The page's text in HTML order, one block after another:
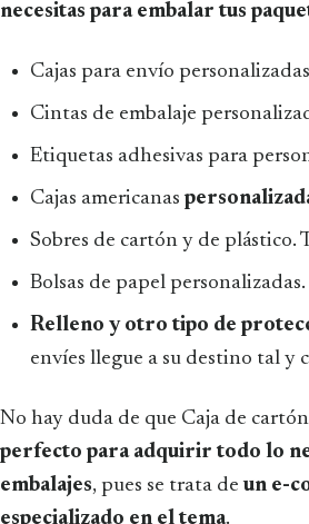
necesitas para embalar tus
Cajas para envío
Cintas de embalaje
Etiquetas adhesivas para
Cajas americanas
Sobres de cartón y de plástico.
Bolsas de papel personalizadas.
Relleno y otro tipo de
envíes llegue a su destino tal y
No hay duda de que Caja de
perfecto para adquirir todo lo
embalajes, pues se trata deun e-
especializado en el tema.